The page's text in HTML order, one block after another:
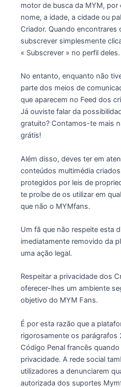
motor de busca da MYM,
nome, a idade, a cidade ou
Criador. Quando encontrares
subscrever simplesmente
« Subscrever » no perfil deles.
No entanto, enquanto não
parte dos meios de
que aparecem no Feed dos
Já ouviste falar da
gratuito? Contamos-te mais
grátis!
Além disso, deves ter em
conteúdos multimédia
protegidos por leis de
te proíbe de os utilizar em
que não o MYMfans.
Um fã que não respeite esta
imediatamente removido da
uma ação legal.
Respeitar a privacidade dos
oferecer-lhes um ambiente
objetivo do MYM Fans.
É por esta razão que a
rigorosamente os
Código Penal francês
privacidade. A rede social
utilizadores a denunciarem
autorizada dos suportes